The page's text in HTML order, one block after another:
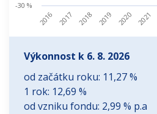
2016 2017 2018 2019 2020 2021
-30 %
Výkonnost k 6. 8. 2026
od začátku roku: 11,27 %
1 rok: 12,69 %
od vzniku fondu: 2,99 % p.a